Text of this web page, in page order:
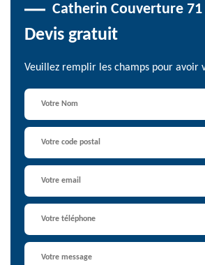
Catherin Couverture 71
Devis gratuit
Veuillez remplir les champs pour avoir